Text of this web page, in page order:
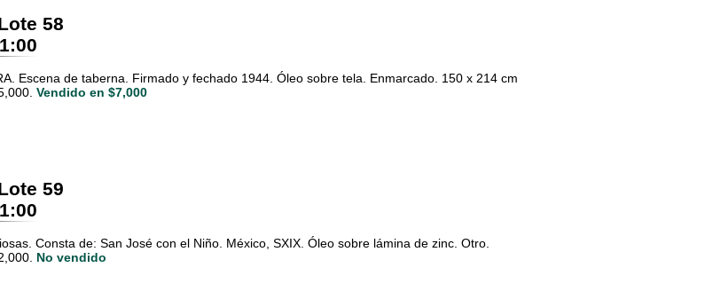
58
Escena de taberna. Firmado y fechado 1944. Óleo sobre tela. Enmarcado. 150 x 214 cm
Vendido en $7,000
59
Consta de: San José con el Niño. México, SXIX. Óleo sobre lámina de zinc. Otro.
No vendido